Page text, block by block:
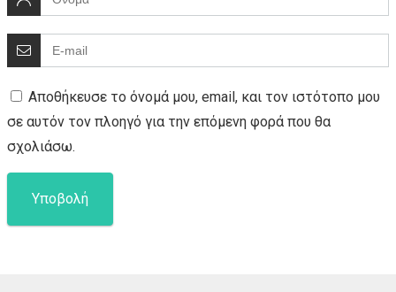
Αποθήκευσε το όνομά μου, email, και τον ιστότοπο μου
σε αυτόν τον πλοηγό για την επόμενη φορά που θα
σχολιάσω.